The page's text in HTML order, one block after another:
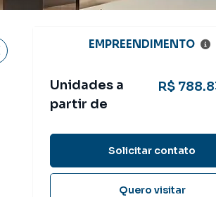
EMPREENDIMENTO
Unidades a
partir de
R$
Solicitar contato
Quero visitar